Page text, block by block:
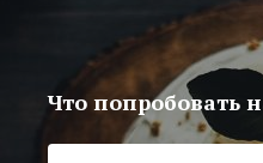
Что попробовать